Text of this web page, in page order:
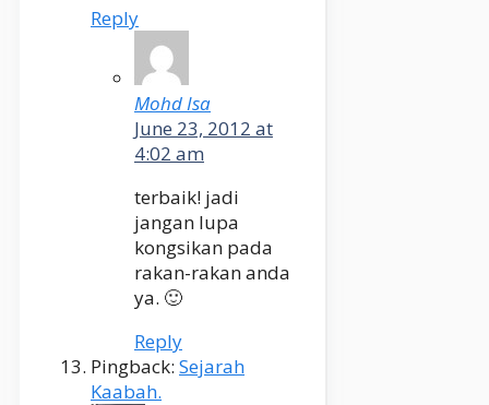
Reply
Mohd Isa
June 23, 2012 at
4:02 am
terbaik! jadi
jangan lupa
kongsikan pada
rakan-rakan anda
ya. 🙂
Reply
Pingback: Sejarah
Kaabah.